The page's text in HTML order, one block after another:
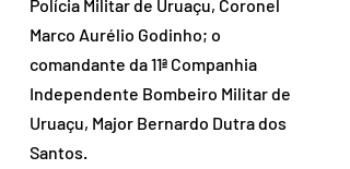
Polícia Militar de Uruaçu, Coronel
Marco Aurélio Godinho; o
comandante da 11ª Companhia
Independente Bombeiro Militar de
Uruaçu, Major Bernardo Dutra dos
Santos.